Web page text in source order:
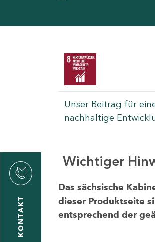
Unser Beitrag für
nachhaltige
KONTAKT
Wichtiger
Das sächsische
dieser Produktseite
entsprechend der